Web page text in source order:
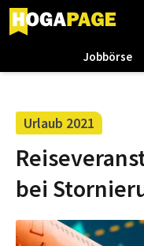
Jobbörse
Urlaub 2021
bei